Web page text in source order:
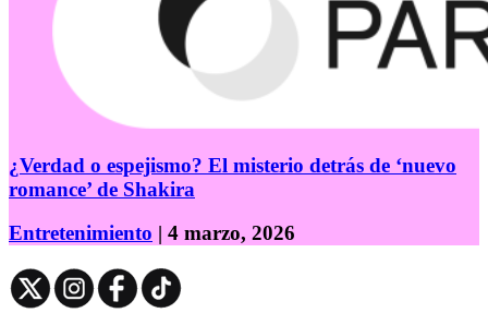
¿Verdad o espejismo? El misterio detrás de ‘nuevo
romance’ de Shakira
Entretenimiento | 4 marzo, 2026